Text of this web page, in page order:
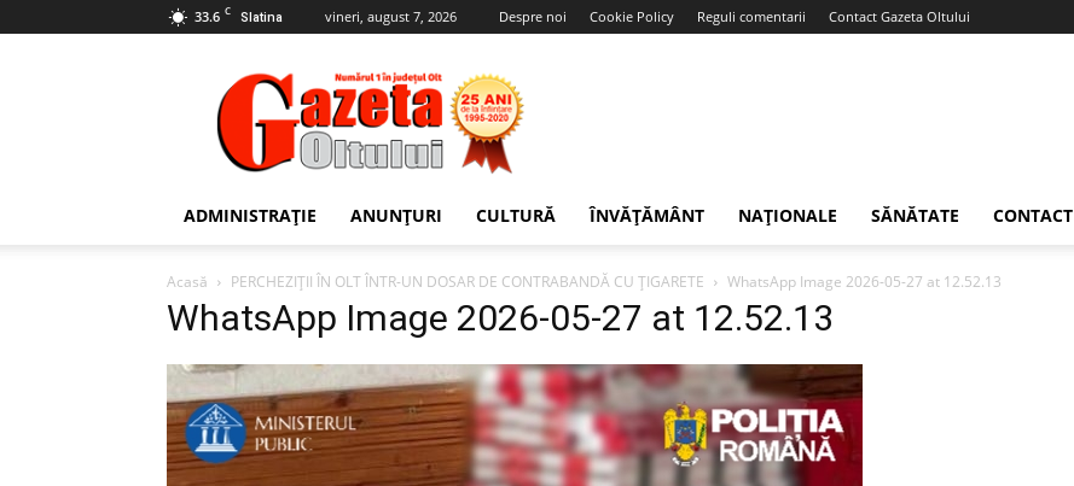
33.6 C Slatina vineri, august 7, 2026 Despre noi Cookie Policy Reguli comentarii Contact Gazeta Oltului
Gazeta
Oltului
ADMINISTRAȚIE ANUNȚURI CULTURĂ ÎNVĂȚĂMÂNT NAȚIONALE SĂNĂTATE CONTACT
Acasă PERCHEZIȚII ÎN OLT ÎNTR-UN DOSAR DE CONTRABANDĂ CU ȚIGARETE WhatsApp Image 2026-05-27 at 12.52.13
WhatsApp Image 2026-05-27 at 12.52.13